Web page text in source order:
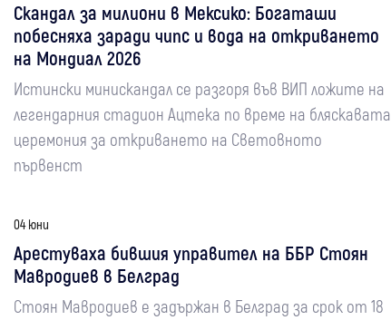
Скандал за милиони в Мексико: Богаташи
побесняха заради чипс и вода на откриването
на Мондиал 2026
Истински минискандал се разгоря във ВИП ложите на
легендарния стадион Ацтека по време на бляскавата
церемония за откриването на Световното
първенст
04 юни
Арестуваха бившия управител на ББР Стоян
Мавродиев в Белград
Стоян Мавродиев е задържан в Белград за срок от 18